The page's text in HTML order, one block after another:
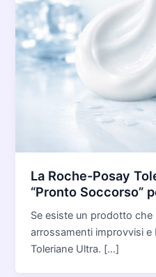
La Roche-Posay
“Pronto Soccorso”
Se esiste un prodotto
arrossamenti improvvisi e
Toleriane Ultra. […]